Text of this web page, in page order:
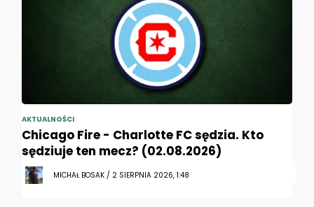
AKTUALNOŚCI
Chicago Fire - Charlotte FC sędzia. Kto
sędziuje ten mecz? (02.08.2026)
MICHAŁ BOSAK / 2 SIERPNIA 2026, 1:48